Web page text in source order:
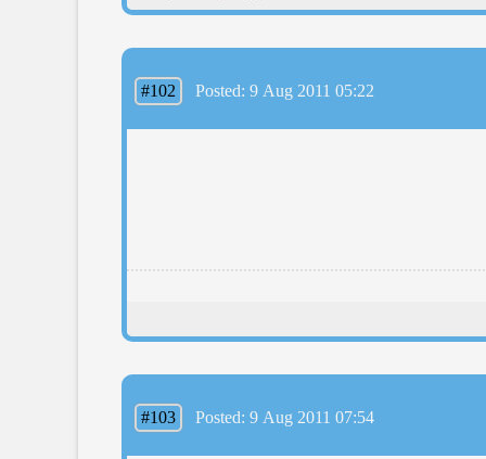
#102 Posted: 9 Aug 2011 05:22
#103 Posted: 9 Aug 2011 07:54